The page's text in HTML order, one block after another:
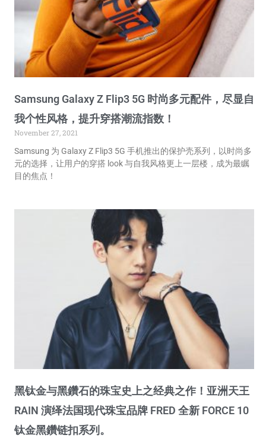
Samsung Galaxy Z Flip3 5G 时尚多元配件，尽显自
我个性风格，提升穿搭潮流指数！
November 27, 2021
Samsung 为 Galaxy Z Flip3 5G 手机推出的保护壳系列，以时尚多
元的选择，让用户的穿搭 look 与自我风格更上一层楼，成为最瞩
目的焦点！
黑钛金与黑鑽石的珠宝史上之经典之作！亚洲天王
RAIN 演绎法国现代珠宝品牌 FRED 全新 FORCE 10
钛金黑鑽链扣系列。